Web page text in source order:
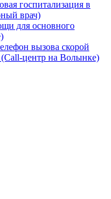
госпитализация в
врач)
для основного
вызова скорой
центр на Волынке)